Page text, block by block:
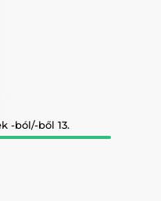
-ból/-ből 13.